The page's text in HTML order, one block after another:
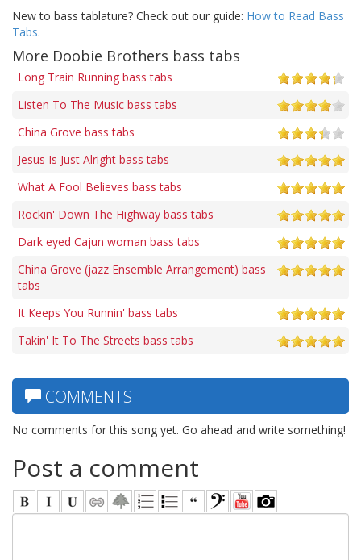
New to bass tablature? Check out our guide: How to Read Bass
Tabs.
More Doobie Brothers bass tabs
Long Train Running bass tabs
Listen To The Music bass tabs
China Grove bass tabs
Jesus Is Just Alright bass tabs
What A Fool Believes bass tabs
Rockin' Down The Highway bass tabs
Dark eyed Cajun woman bass tabs
China Grove (jazz Ensemble Arrangement) bass
tabs
It Keeps You Runnin' bass tabs
Takin' It To The Streets bass tabs
COMMENTS
No comments for this song yet. Go ahead and write something!
Post a comment